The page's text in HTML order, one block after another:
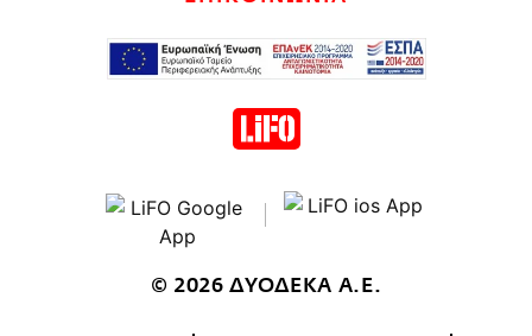
© 2026 ΔΥΟΔΕΚΑ Α.Ε.